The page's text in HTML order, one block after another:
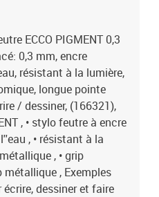
ECCO PIGMENT 0,3
0,3 mm, encre
résistant à la lumière,
longue pointe
/ dessiner, (166321),
, • stylo feutre à encre
, • résistant à la
, • grip
métallique , Exemples
dessiner et faire